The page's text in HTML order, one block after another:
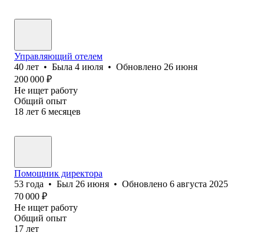
Управляющий отелем
40 лет • Была 4 июля • Обновлено 26 июня
200 000 ₽
Не ищет работу
Общий опыт
18 лет 6 месяцев
Помощник директора
53 года • Был 26 июня • Обновлено 6 августа 2025
70 000 ₽
Не ищет работу
Общий опыт
17 лет